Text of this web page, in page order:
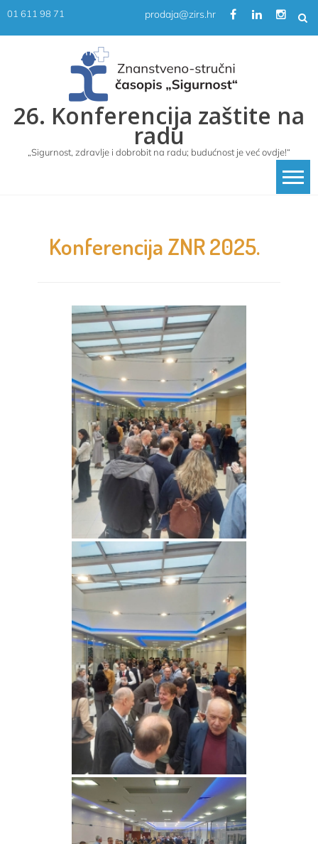
Skip01 611 98 71 prodaja@zirs.hr
26. Konferencija zaštite na
radu
„Sigurnost, zdravlje i dobrobit na radu; budućnost je već ovdje!“
Konferencija ZNR 2025.